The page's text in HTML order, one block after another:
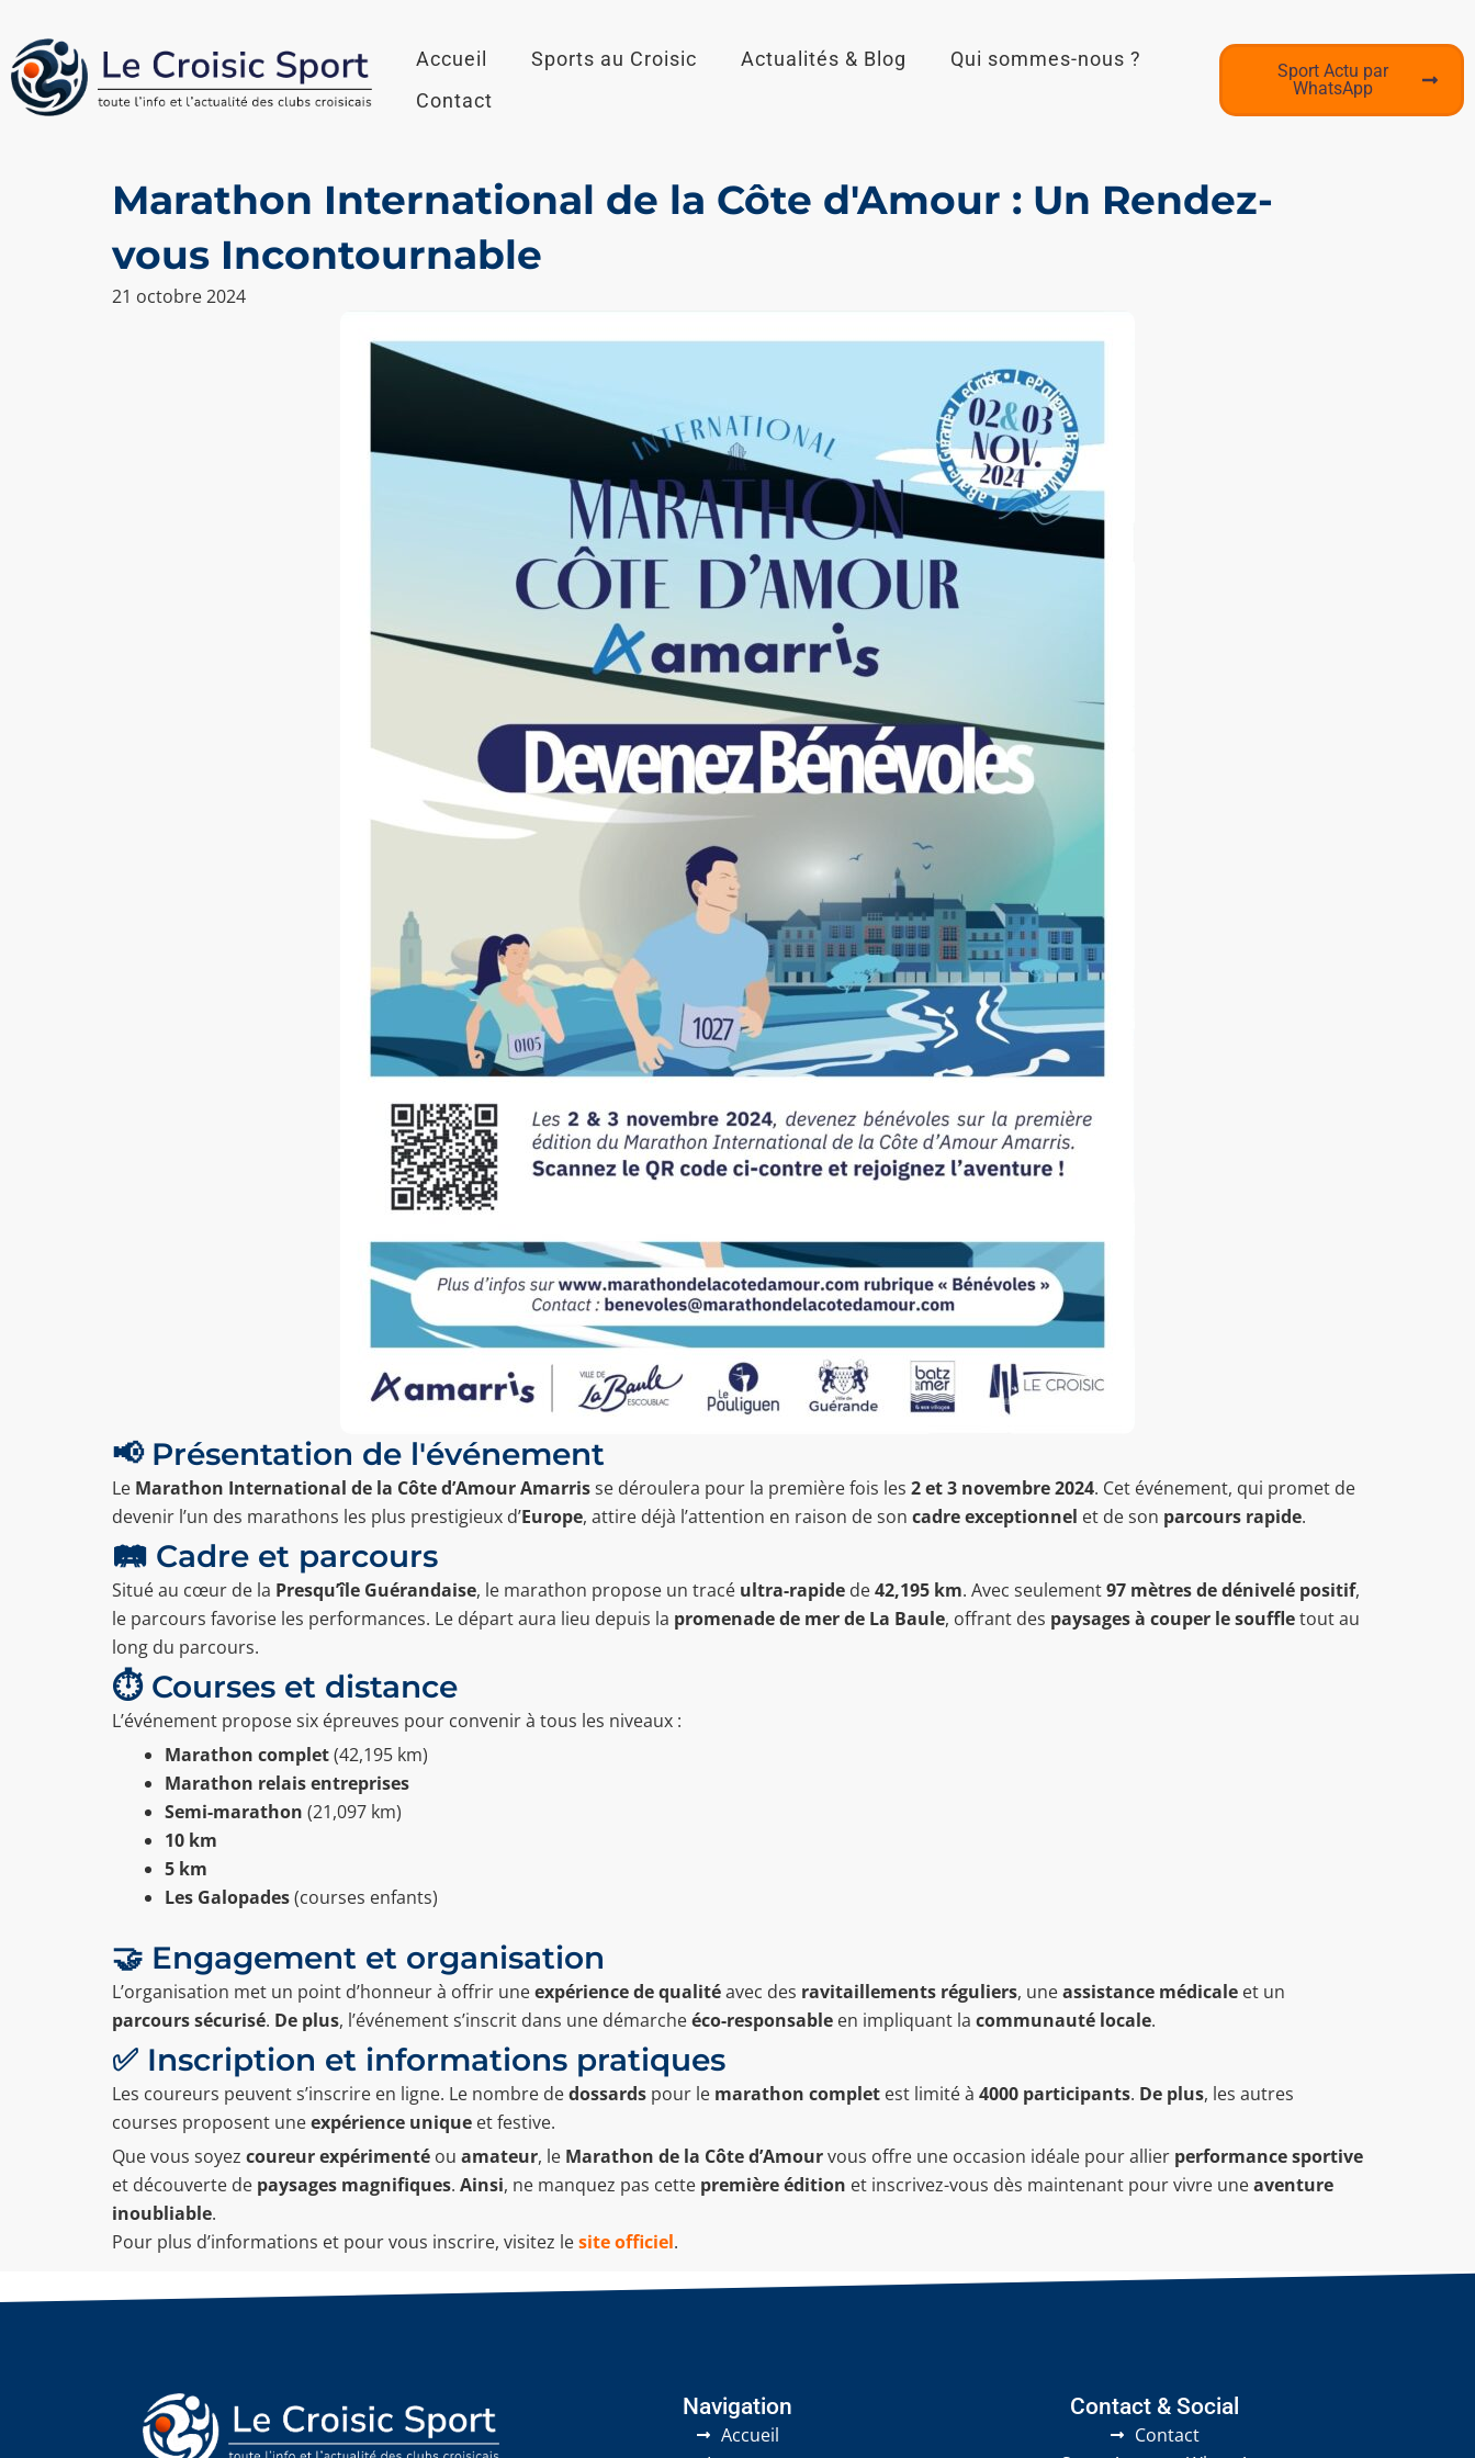
contenu
Accueil Sports au Croisic Actualités & Blog
Qui sommes-nous ?
Contact
Sport Actu par
WhatsApp
Marathon International de la Côte d'Amour : Un Rendez-
vous Incontournable
21 octobre 2024
📢 Présentation de l'événement
Le Marathon International de la Côte d’Amour Amarrisse déroulera pour la première fois les 2 et 3 novembre 2024. Cet événement, qui promet de
devenir l’un des marathons les plus prestigieux d’Europe, attire déjà l’attention en raison de son cadre exceptionnel et de son parcours rapide.
🛤️ Cadre et parcours
Situé au cœur de la Presqu’île Guérandaise, le marathon propose un tracé ultra-rapide de42,195 km. Avec seulement97 mètres de dénivelé positif,
le parcours favorise les performances. Le départ aura lieu depuis la promenade de mer de La Baule, offrant des paysages à couper le souffletout au
long du parcours.
⏱️ Courses et distance
L’événement propose six épreuves pour convenir à tous les niveaux :
Marathon complet(42,195 km)
Marathon relais entreprises
Semi-marathon (21,097 km)
10 km
5 km
Les Galopades(courses enfants)
🤝 Engagement et organisation
L’organisation met un point d’honneur à offrir uneexpérience de qualitéavec des ravitaillements réguliers, uneassistance médicale et un
parcours sécurisé. De plus, l’événement s’inscrit dans une démarcheéco-responsable en impliquant la communauté locale.
✅ Inscription et informations pratiques
Les coureurs peuvent s’inscrire en ligne. Le nombre dedossards pour le marathon complet est limité à 4000 participants. De plus, les autres
courses proposent uneexpérience unique et festive.
Que vous soyez coureur expérimenté ou amateur, le Marathon de la Côte d’Amourvous offre une occasion idéale pour allier performance sportive
et découverte de paysages magnifiques. Ainsi, ne manquez pas cette première édition et inscrivez-vous dès maintenant pour vivre uneaventure
inoubliable.
Pour plus d’informations et pour vous inscrire, visitez lesite officiel.
Navigation
Accueil
Contact & Social
Contact